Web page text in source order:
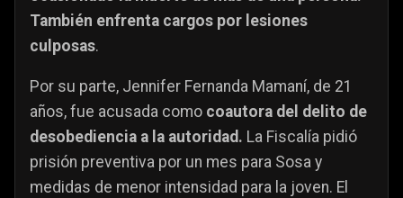
También enfrenta cargos por lesiones
culposas.
Por su parte, Jennifer Fernanda Mamaní, de 21
años, fue acusada como coautora del delito de
desobediencia a la autoridad. La Fiscalía pidió
prisión preventiva por un mes para Sosa y
medidas de menor intensidad para la joven. El